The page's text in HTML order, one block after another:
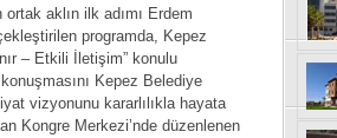
aklın ilk adımı Erdem
programda, Kepez
– Etkili İletişim” konulu
Kepez Belediye
vizyonunu kararlılıkla hayata
Kongre Merkezi’nde düzenlenen